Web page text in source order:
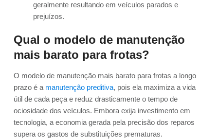
geralmente resultando em veículos parados e
prejuízos.
Qual o modelo de manutenção
mais barato para frotas?
O modelo de manutenção mais barato para frotas a longo
prazo é a manutenção preditiva, pois ela maximiza a vida
útil de cada peça e reduz drasticamente o tempo de
ociosidade dos veículos. Embora exija investimento em
tecnologia, a economia gerada pela precisão dos reparos
supera os gastos de substituições prematuras.